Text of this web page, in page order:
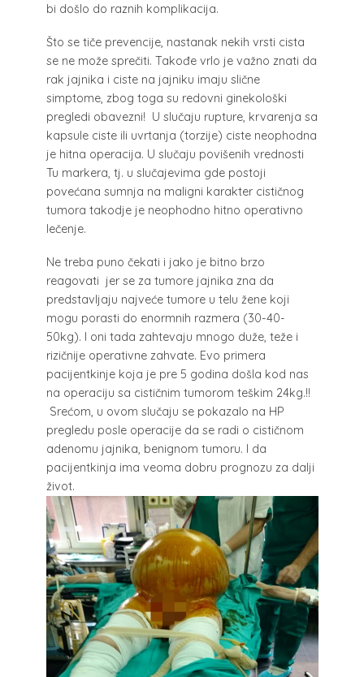
bi došlo do raznih komplikacija.
Što se tiče prevencije, nastanak nekih vrsti cista
se ne može sprečiti. Takođe vrlo je važno znati da
rak jajnika i ciste na jajniku imaju slične
simptome, zbog toga su redovni ginekološki
pregledi obavezni! U slučaju rupture, krvarenja sa
kapsule ciste ili uvrtanja (torzije) ciste neophodna
je hitna operacija. U slučaju povišenih vrednosti
Tu markera, tj. u slučajevima gde postoji
povećana sumnja na maligni karakter cističnog
tumora takodje je neophodno hitno operativno
lečenje.
Ne treba puno čekati i jako je bitno brzo
reagovati jer se za tumore jajnika zna da
predstavljaju najveće tumore u telu žene koji
mogu porasti do enormnih razmera (30-40-
50kg). I oni tada zahtevaju mnogo duže, teže i
rizičnije operativne zahvate. Evo primera
pacijentkinje koja je pre 5 godina došla kod nas
na operaciju sa cističnim tumorom teškim 24kg.!!
Srećom, u ovom slučaju se pokazalo na HP
pregledu posle operacije da se radi o cističnom
adenomu jajnika, benignom tumoru. I da
pacijentkinja ima veoma dobru prognozu za dalji
život.